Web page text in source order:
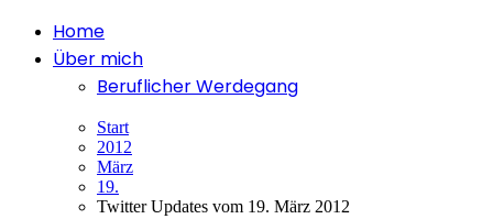
Home
Über mich
Beruflicher Werdegang
Start
2012
März
19.
Twitter Updates vom 19. März 2012